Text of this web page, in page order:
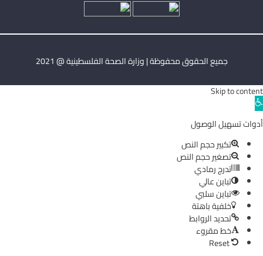
جميع الحقوق محفوظة | وزارة الصحة الفلسطينية @ 2021
Skip to content
Open
toolbar
أدوات تسهيل الوصول
تكبير حجم النص
تصغير حجم النص
تدرج رمادي
تباين عالي
تباين سلبي
خلفية باهتة
تحديد الروابط
خط مقروء
Reset